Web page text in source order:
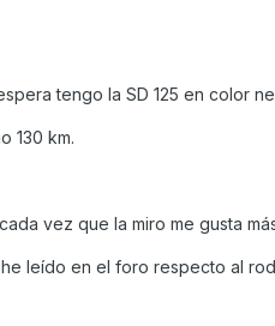
tengo la SD 125 en color
130 km.
vez que la miro me gusta
leído en el foro respecto al